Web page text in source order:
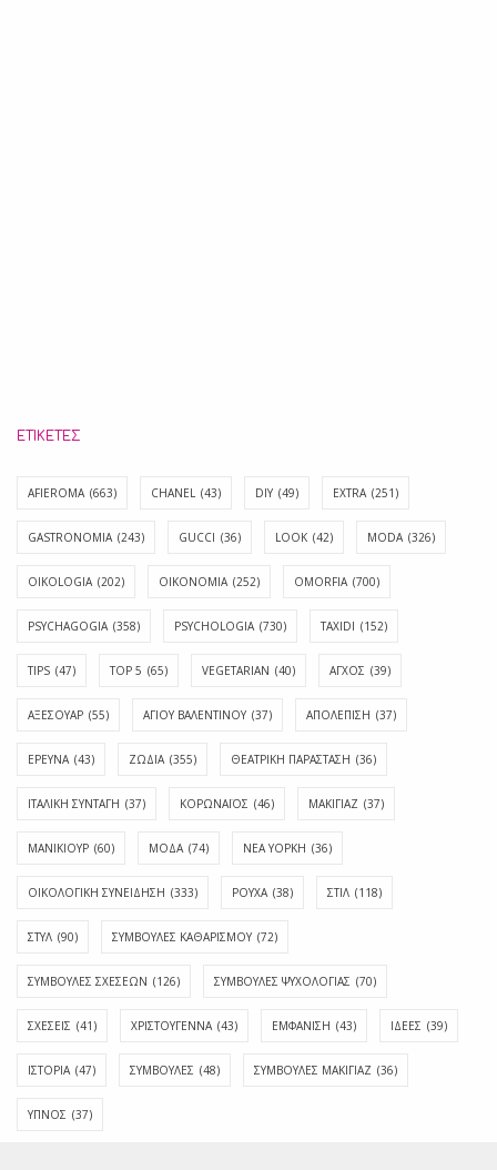
ΕΤΙΚΈΤΕΣ
AFIEROMA (663) CHANEL (43) DIY (49) EXTRA (251)
GASTRONOMIA (243) GUCCI (36) LOOK (42) MODA (326)
OIKOLOGIA (202) OIKONOMIA (252) OMORFIA (700)
PSYCHAGOGIA (358) PSYCHOLOGIA (730) TAXIDI (152)
TIPS (47) TOP 5 (65) VEGETARIAN (40) ΑΓΧΟΣ (39)
ΑΞΕΣΟΥΑΡ (55) ΑΓΊΟΥ ΒΑΛΕΝΤΊΝΟΥ (37) ΑΠΟΛΈΠΙΣΗ (37)
ΕΡΕΥΝΑ (43) ΖΩΔΙΑ (355) ΘΕΑΤΡΙΚΗ ΠΑΡΑΣΤΑΣΗ (36)
ΙΤΑΛΙΚΗ ΣΥΝΤΑΓΗ (37) ΚΟΡΩΝΑΪΟΣ (46) ΜΑΚΙΓΙΑΖ (37)
ΜΑΝΙΚΙΟΥΡ (60) ΜΟΔΑ (74) ΝΕΑ ΥΟΡΚΗ (36)
ΟΙΚΟΛΟΓΙΚΗ ΣΥΝΕΙΔΗΣΗ (333) ΡΟΥΧΑ (38) ΣΤΙΛ (118)
ΣΤΥΛ (90) ΣΥΜΒΟΥΛΕΣ ΚΑΘΑΡΙΣΜΟΥ (72)
ΣΥΜΒΟΥΛΕΣ ΣΧΕΣΕΩΝ (126) ΣΥΜΒΟΥΛΕΣ ΨΥΧΟΛΟΓΙΑΣ (70)
ΣΧΕΣΕΙΣ (41) ΧΡΙΣΤΟΥΓΕΝΝΑ (43) ΕΜΦΆΝΙΣΗ (43) ΙΔΈΕΣ (39)
ΙΣΤΟΡΊΑ (47) ΣΥΜΒΟΥΛΈΣ (48) ΣΥΜΒΟΥΛΈΣ ΜΑΚΙΓΙΆΖ (36)
ΎΠΝΟΣ (37)